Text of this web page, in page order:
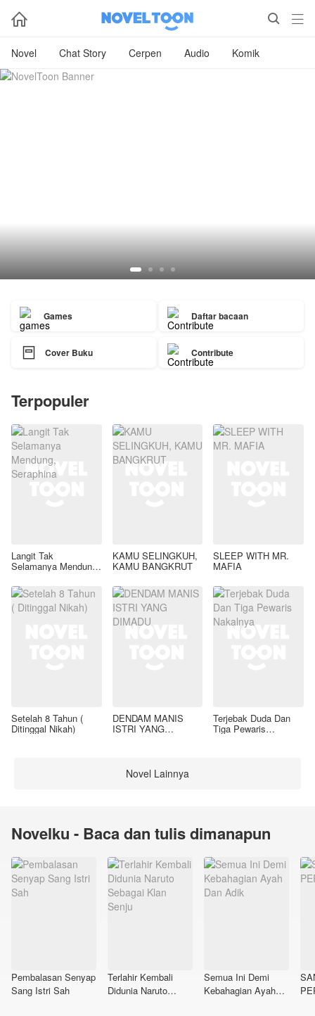
  
Novel Chat Story Cerpen Audio Komik
Games Daftar bacaan
 Cover Buku Contribute
Terpopuler
Langit Tak
Selamanya Mendung,
KAMU SELINGKUH,
KAMU BANGKRUT
SLEEP WITH MR.
MAFIA
Setelah 8 Tahun (
Ditinggal Nikah)
DENDAM MANIS
ISTRI YANG
Terjebak Duda Dan
Tiga Pewaris
Novel Lainnya
Novelku - Baca dan tulis dimanapun
Pembalasan Senyap
Sang Istri Sah
Terlahir Kembali
Didunia Naruto
Semua Ini Demi
Kebahagian Ayah